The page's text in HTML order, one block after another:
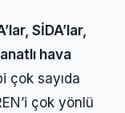
SİDA’lar,
hava
çok sayıda
çok yönlü